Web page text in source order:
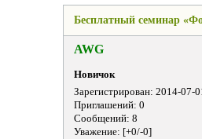
Бесплатный семинар
AWG
Новичок
Зарегистрирован: 2014-07-
Приглашений: 0
Сообщений: 8
Уважение: [+0/-0]